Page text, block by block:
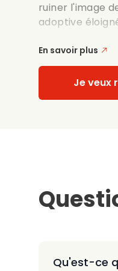
ruiner l'image
adoptive
En savoir plus
Je veux
Qu'est-ce